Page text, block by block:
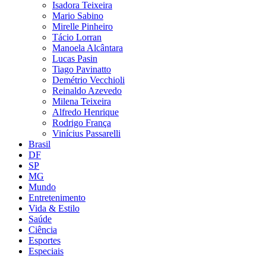
Isadora Teixeira
Mario Sabino
Mirelle Pinheiro
Tácio Lorran
Manoela Alcântara
Lucas Pasin
Tiago Pavinatto
Demétrio Vecchioli
Reinaldo Azevedo
Milena Teixeira
Alfredo Henrique
Rodrigo França
Vinícius Passarelli
Brasil
DF
SP
MG
Mundo
Entretenimento
Vida & Estilo
Saúde
Ciência
Esportes
Especiais